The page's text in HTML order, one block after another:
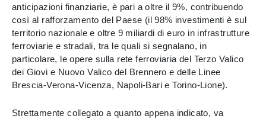
anticipazioni finanziarie, è pari a oltre il 9%, contribuendo
così al rafforzamento del Paese (il 98% investimenti è sul
territorio nazionale e oltre 9 miliardi di euro in infrastrutture
ferroviarie e stradali, tra le quali si segnalano, in
particolare, le opere sulla rete ferroviaria del Terzo Valico
dei Giovi e Nuovo Valico del Brennero e delle Linee
Brescia-Verona-Vicenza, Napoli-Bari e Torino-Lione).
Strettamente collegato a quanto appena indicato, va